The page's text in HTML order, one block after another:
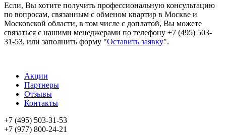
Если, Вы хотите получить профессиональную консультацию
по вопросам, связанным с обменом квартир в Москве и
Московской области, в том числе с доплатой, Вы можете
связаться с нашими менеджерами по телефону +7 (495) 503-
31-53, или заполнить форму "Оставить заявку".
Акции
Партнеры
Отзывы
Контакты
+7 (495) 503-31-53
+7 (977) 800-24-21